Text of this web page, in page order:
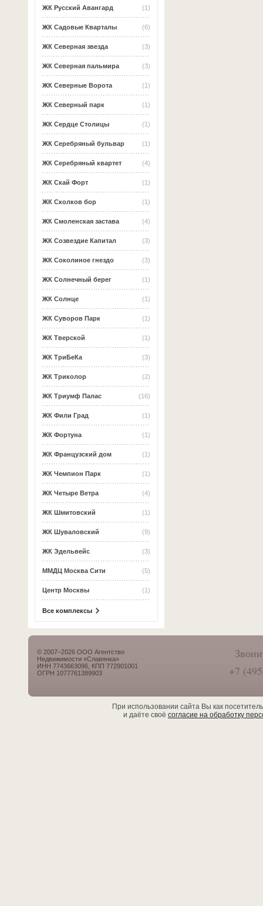
(1)
ЖК Русский Авангард
(6)
ЖК Садовые Кварталы
(3)
ЖК Северная звезда
(3)
ЖК Северная пальмира
(1)
ЖК Северные Ворота
(1)
ЖК Северный парк
(1)
ЖК Сердце Столицы
(1)
ЖК Серебряный бульвар
(4)
ЖК Серебряный квартет
(1)
ЖК Скай Форт
(1)
ЖК Сколков бор
(4)
ЖК Смоленская застава
(3)
ЖК Созвездие Капитал
(3)
ЖК Соколиное гнездо
(1)
ЖК Солнечный берег
(1)
ЖК Солнце
(1)
ЖК Суворов Парк
(1)
ЖК Тверской
(3)
ЖК ТриБеКа
(2)
ЖК Триколор
(16)
ЖК Триумф Палас
(1)
ЖК Фили Град
(1)
ЖК Фортуна
(1)
ЖК Французский дом
(1)
ЖК Чемпион Парк
(4)
ЖК Четыре Ветра
(1)
ЖК Шмитовский
(9)
ЖК Шуваловский
(3)
ЖК Эдельвейс
(5)
ММДЦ Москва Сити
(1)
Центр Москвы
Все комплексы
© 2007–2026 ООО Агентство
Недвижимости «Славянка»
ИНН 7743663096, КПП 772901001
ОГРН 1077761389903
+7
При использовании сайта Вы как
и даёте своё согласие на обработку